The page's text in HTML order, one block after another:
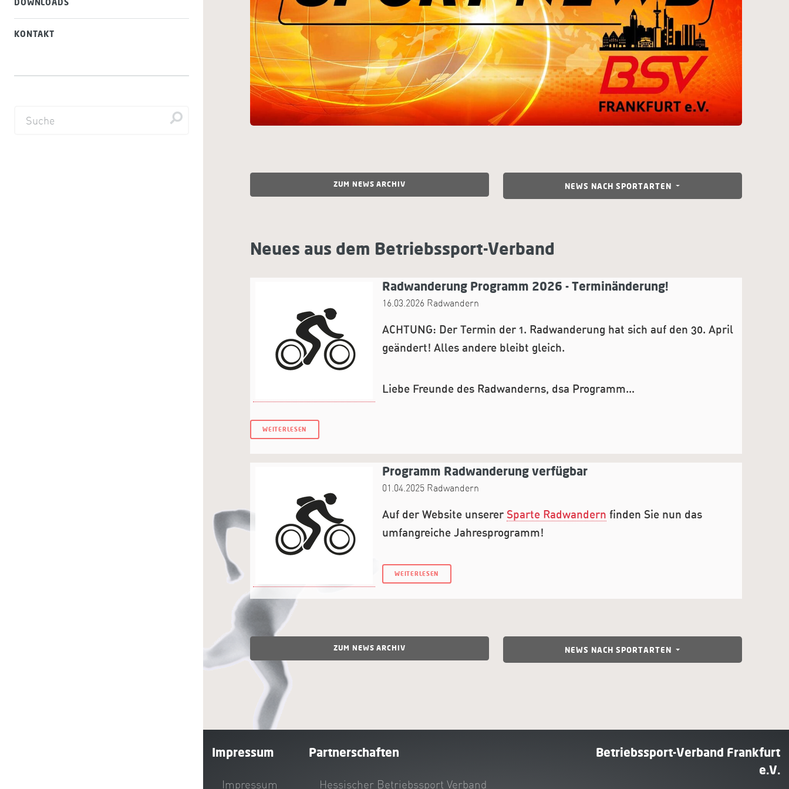
ZUM NEWS ARCHIV NEWS NACH SPORTARTEN
Neues aus dem Betriebssport-Verband
Radwanderung Programm 2026 - Terminänderung!
16.03.2026 Radwandern
ACHTUNG: Der Termin der 1. Radwanderung hat sich auf den 30. April
geändert! Alles andere bleibt gleich.
Liebe Freunde des Radwanderns, dsa Programm…
WEITERLESEN
Programm Radwanderung verfügbar
01.04.2025 Radwandern
Auf der Website unserer Sparte Radwandern finden Sie nun das
umfangreiche Jahresprogramm!
WEITERLESEN
ZUM NEWS ARCHIV NEWS NACH SPORTARTEN
Betriebssport-Verband Frankfurt
e.V.
Impressum
Impressum
Partnerschaften
Hessischer Betriebssport Verband
DOWNLOADS
KONTAKT